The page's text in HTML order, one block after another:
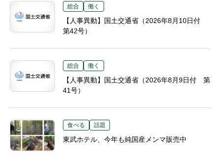
総合 働く
【人事異動】国土交通省（2026年8月10日付
第42号）
総合 働く
【人事異動】国土交通省（2026年8月9日付 第
41号）
食べる 話題
東武ホテル、今年も純国産メンマ販売中